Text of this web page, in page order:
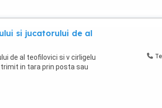
si jucatorului de al
de al teofilovici si v cirligelu
in tara prin posta sau